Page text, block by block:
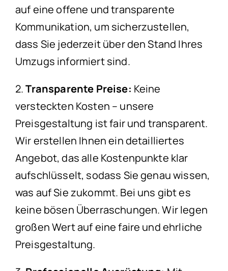
auf eine offene und transparente
Kommunikation, um sicherzustellen,
dass Sie jederzeit über den Stand Ihres
Umzugs informiert sind.
2.Transparente Preise: Keine
versteckten Kosten – unsere
Preisgestaltung ist fair und transparent.
Wir erstellen Ihnen ein detailliertes
Angebot, das alle Kostenpunkte klar
aufschlüsselt, sodass Sie genau wissen,
was auf Sie zukommt. Bei uns gibt es
keine bösen Überraschungen. Wir legen
großen Wert auf eine faire und ehrliche
Preisgestaltung.